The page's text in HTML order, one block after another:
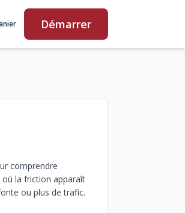
Démarrer
commande
comprendre
la friction apparaît
ou plus de trafic.